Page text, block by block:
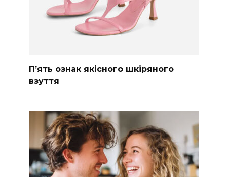
П’ять ознак якісного шкіряного
взуття